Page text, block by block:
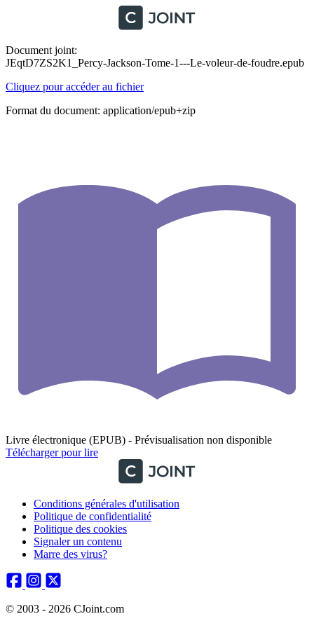
Document joint:
JEqtD7ZS2K1_Percy-Jackson-Tome-1---Le-voleur-de-foudre.epub
Cliquez pour accéder au fichier
Format du document: application/epub+zip
Livre électronique (EPUB) - Prévisualisation non disponible
Télécharger pour lire
Conditions générales d'utilisation
Politique de confidentialité
Politique des cookies
Signaler un contenu
Marre des virus?
© 2003 - 2026 CJoint.com